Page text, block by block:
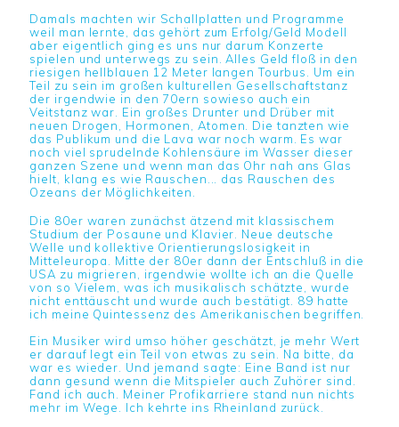
Damals machten wir Schallplatten und Programme
weil man lernte, das gehört zum Erfolg/Geld Modell
aber eigentlich ging es uns nur darum Konzerte
spielen und unterwegs zu sein. Alles Geld floß in den
riesigen hellblauen 12 Meter langen Tourbus. Um ein
Teil zu sein im großen kulturellen Gesellschaftstanz
der irgendwie in den 70ern sowieso auch ein
Veitstanz war. Ein großes Drunter und Drüber mit
neuen Drogen, Hormonen, Atomen. Die tanzten wie
das Publikum und die Lava war noch warm. Es war
noch viel sprudelnde Kohlensäure im Wasser dieser
ganzen Szene und wenn man das Ohr nah ans Glas
hielt, klang es wie Rauschen... das Rauschen des
Ozeans der Möglichkeiten.
Die 80er waren zunächst ätzend mit klassischem
Studium der Posaune und Klavier. Neue deutsche
Welle und kollektive Orientierungslosigkeit in
Mitteleuropa. Mitte der 80er dann der Entschluß in die
USA zu migrieren, irgendwie wollte ich an die Quelle
von so Vielem, was ich musikalisch schätzte, wurde
nicht enttäuscht und wurde auch bestätigt. 89 hatte
ich meine Quintessenz des Amerikanischen begriffen.
Ein Musiker wird umso höher geschätzt, je mehr Wert
er darauf legt ein Teil von etwas zu sein. Na bitte, da
war es wieder. Und jemand sagte: Eine Band ist nur
dann gesund wenn die Mitspieler auch Zuhörer sind.
Fand ich auch. Meiner Profikarriere stand nun nichts
mehr im Wege. Ich kehrte ins Rheinland zurück.